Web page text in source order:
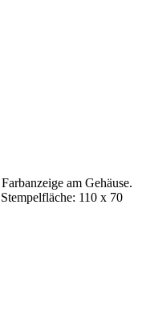
am Gehäuse.
110 x 70